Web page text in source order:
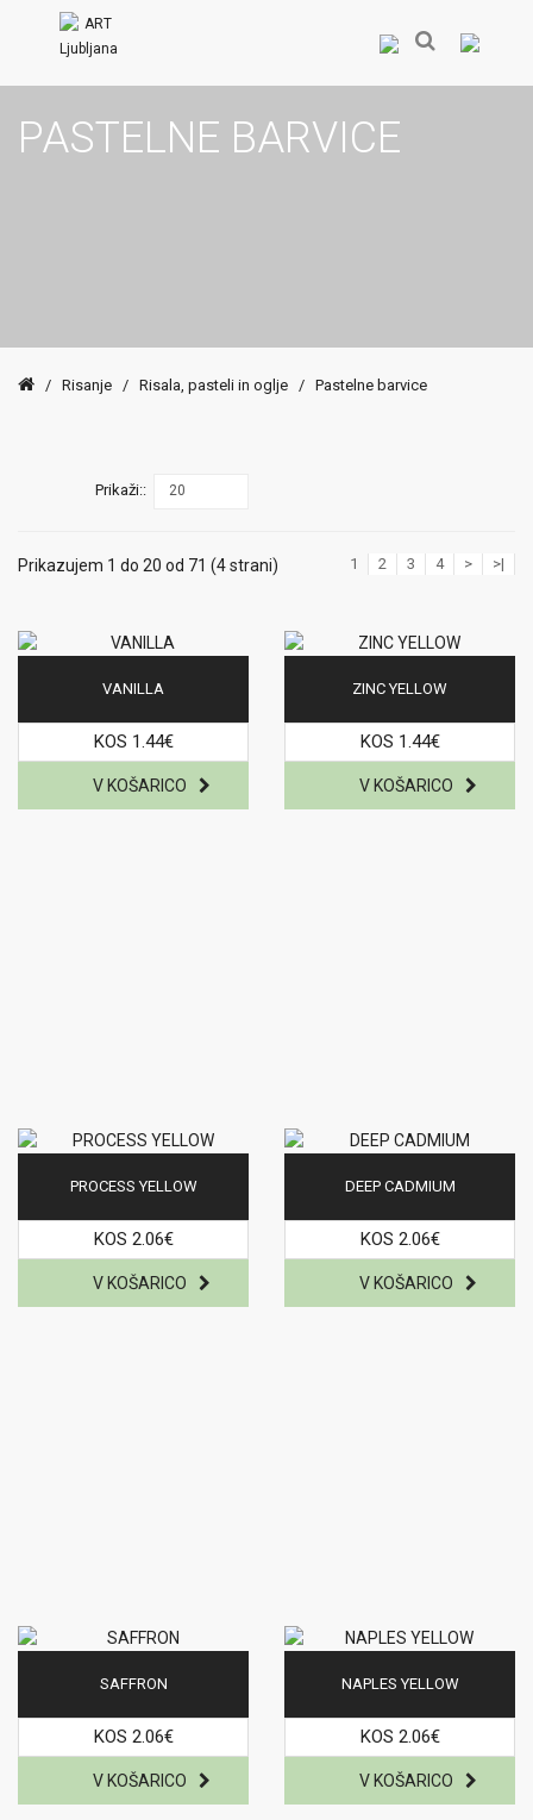
PASTELNE BARVICE
/ Risanje / Risala, pasteli in oglje / Pastelne barvice
Prikaži::
Prikazujem 1 do 20 od 71 (4 strani) 1 2 3 4 > >|
VANILLA
KOS 1.44€
ZINC YELLOW
KOS 1.44€
PROCESS YELLOW
KOS 2.06€
DEEP CADMIUM
KOS 2.06€
SAFFRON
KOS 2.06€
NAPLES YELLOW
KOS 2.06€